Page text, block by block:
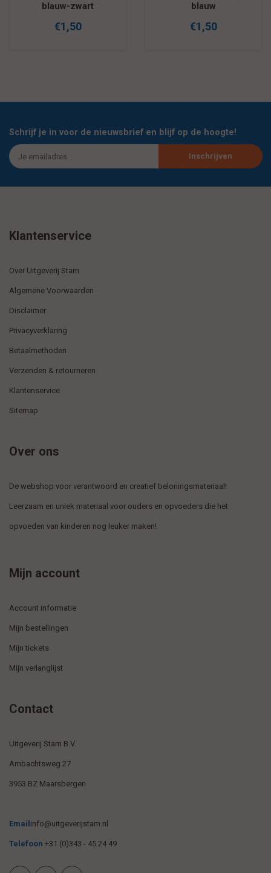
blauw-zwart
€1,50
blauw
€1,50
Schrijf je in voor de nieuwsbrief en blijf op de hoogte!
Inschrijven
Klantenservice
Over Uitgeverij Stam
Algemene Voorwaarden
Disclaimer
Privacyverklaring
Betaalmethoden
Verzenden & retourneren
Klantenservice
Sitemap
Over ons
De webshop voor verantwoord en creatief beloningsmateriaal!
Leerzaam en uniek materiaal voor ouders en opvoeders die het
opvoeden van kinderen nog leuker maken!
Mijn account
Account informatie
Mijn bestellingen
Mijn tickets
Mijn verlanglijst
Contact
Uitgeverij Stam B.V.
Ambachtsweg 27
3953 BZ Maarsbergen
Email info@uitgeverijstam.nl
Telefoon +31 (0)343 - 45 24 49